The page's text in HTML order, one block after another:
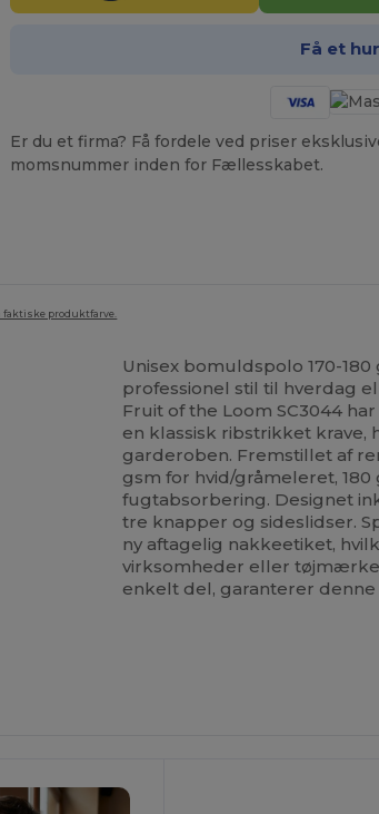
Få et
Er du et firma? Få fordele ved priser
momsnummer inden for Fællesskabet.
produktfarve.
Unisex bomuldspolo 170-
professionel stil til hverdag
Fruit of the Loom SC3044
en klassisk ribstrikket krave,
garderoben. Fremstillet af
gsm for hvid/gråmeleret,
fugtabsorbering. Designet
tre knapper og sideslidser.
ny aftagelig nakkeetiket,
virksomheder eller
enkelt del, garanterer